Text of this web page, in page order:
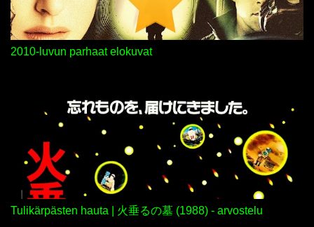
2010-luvun parhaat elokuvat
Tulikärpästen hauta | 火垂るの墓 (1988) - arvostelu